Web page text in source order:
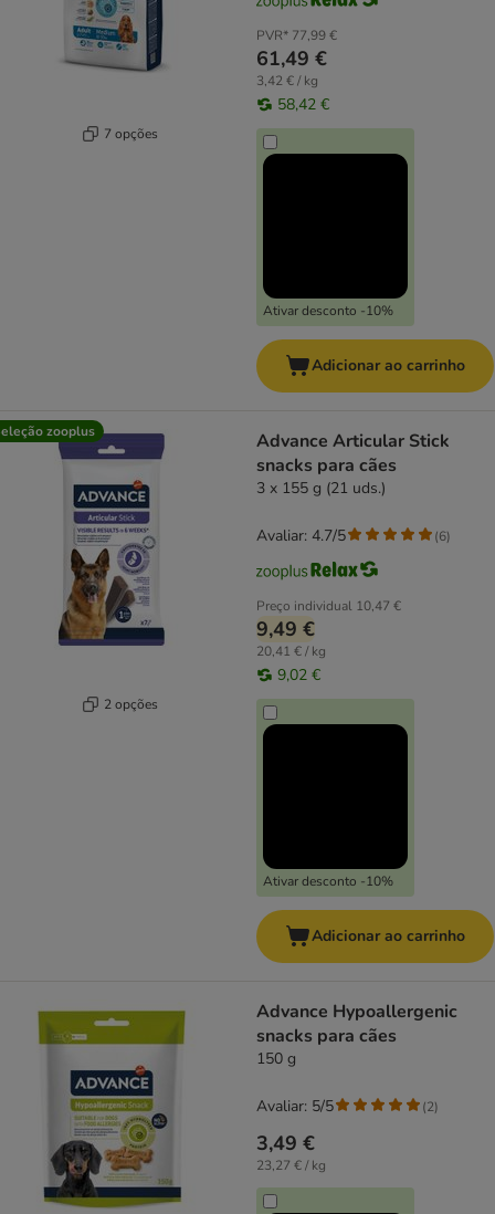
7 opções
PVR* 77,99 €
61,49 €
3,42 € / kg
58,42 €
Ativar desconto -10%
Adicionar ao carrinho
zooplus
2 opções
Advance Articular Stick
snacks para cães
3 x 155 g (21 uds.)
Preço individual 10,47 €
9,49 €
20,41 € / kg
9,02 €
Ativar desconto -10%
Avaliar: 4.7/5 (6)
Adicionar ao carrinho
Advance Hypoallergenic
snacks para cães
150 g
3,49 €
23,27 € / kg
Avaliar: 5/5 (2)